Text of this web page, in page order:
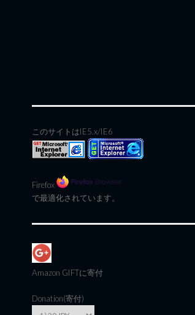
このサイトはIE5.x/IE6
Firefox
で最適化されています。
Amazon GIFTに寄付
Donation(寄付)